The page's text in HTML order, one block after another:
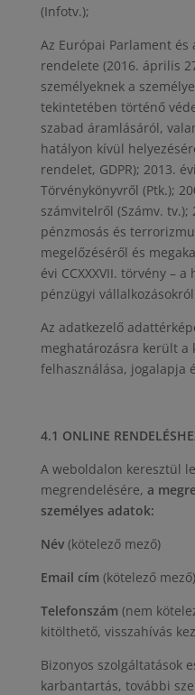
(Infotv.);
Az Európai Parlament és
rendelete (2016. április
személyeknek a
tekintetében történő
szabad áramlásáról,
hatályon kívül
rendelet, GDPR); 2013.
Törvénykönyvről (Ptk.);
számvitelről (Számv. tv.);
pénzmosás és
megelőzéséről és
évi CCXXXVII. törvény –
pénzügyi
Az adatkezelő
meghatározásra került a
felhasználása, jogalapja
4.1 ONLINE
A weboldalon keresztül
megrendelésére, a
személyes adatok:
Név(kötelező mező)
Email cím (kötelező mező)
Telefonszám (nem
kitölthető, visszahívás
Bizonyos szolgáltatások
karbantartás, további